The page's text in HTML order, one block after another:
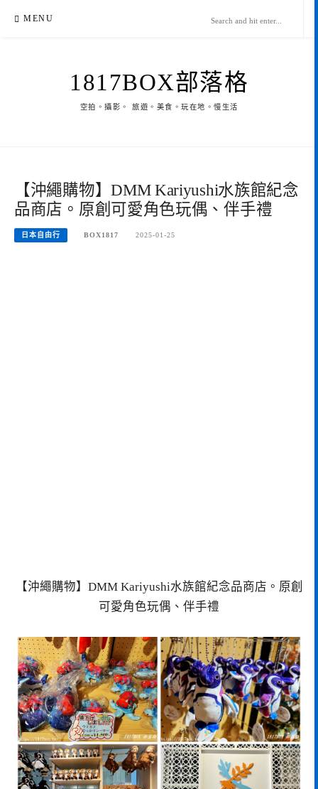
MENU
1817BOX部落格
空拍。攝影。 旅遊。美食。玩在地。慢生活
【沖繩購物】DMM Kariyushi水族館紀念
品商店。原創可愛角色玩偶、伴手禮
日本自由行 BOX1817 2025-01-25
【沖繩購物】DMM Kariyushi水族館紀念品商店。原創
可愛角色玩偶、伴手禮